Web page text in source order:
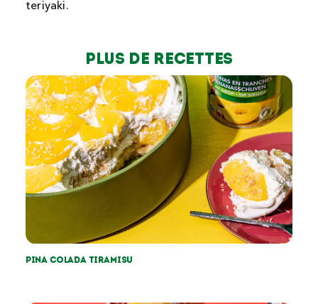
teriyaki.
Plus de recettes
Pina colada tiramisu